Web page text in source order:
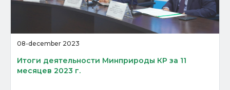
08-december 2023
Итоги деятельности Минприроды КР за 11
месяцев 2023 г.